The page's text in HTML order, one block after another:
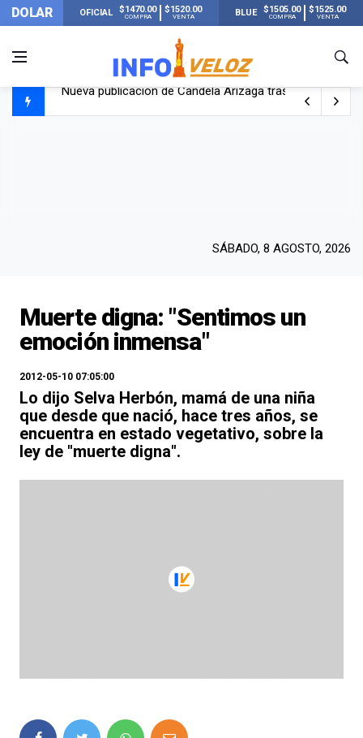
DOLAR OFICIAL $1470.00
COMPRA
$1520.00
VENTA BLUE $1505.00
COMPRA
$1525.00
VENTA
Un joven murió quemado por su novia en San Luis:
SÁBADO, 8 AGOSTO, 2026
Muerte digna: "Sentimos un
emoción inmensa"
2012-05-10 07:05:00
Lo dijo Selva Herbón, mamá de una niña
que desde que nació, hace tres años, se
encuentra en estado vegetativo, sobre la
ley de "muerte digna".